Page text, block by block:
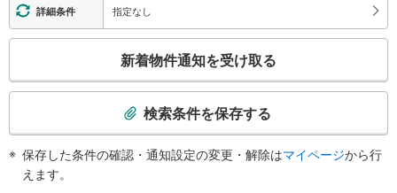
詳細条件 指定なし
検
新着物件通知を受け取る
検索条件を保存する
保存した条件の確認・通知設定の変更・解除はマイページから行
えます。